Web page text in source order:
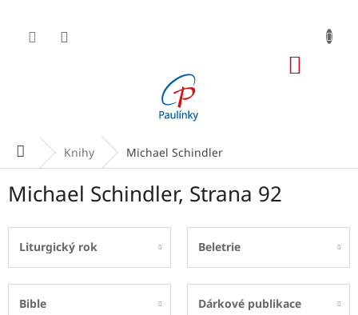
obsah
Domů Knihy Michael Schindler
Michael Schindler, Strana 92
Liturgický rok Beletrie
Bible Dárkové publikace